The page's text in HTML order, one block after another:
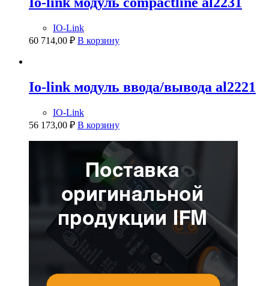
IO-Link
60 714,00 ₽ В корзину
Io-link модуль ввода/вывода al2221
IO-Link
56 173,00 ₽ В корзину